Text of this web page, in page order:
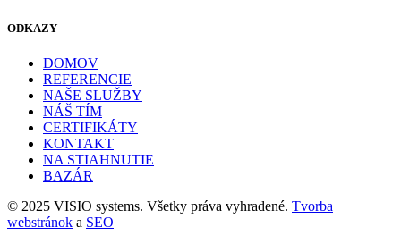
ODKAZY
DOMOV
REFERENCIE
NAŠE SLUŽBY
NÁŠ TÍM
CERTIFIKÁTY
KONTAKT
NA STIAHNUTIE
BAZÁR
© 2025 VISIO systems. Všetky práva vyhradené. Tvorba
webstránok a SEO